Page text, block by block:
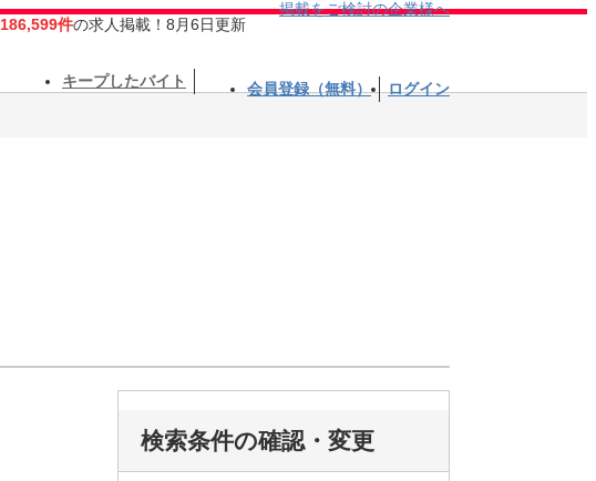
186,599件の求人掲載！8月6日更新
掲載をご検討の企業様へ
キープしたバイト 会員登録（無料） ログイン
検索条件の確認・変更